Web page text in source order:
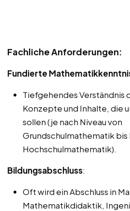
Fachliche Anforderungen:
Fundierte
Tiefgehendes Verständnis
Konzepte und Inhalte, die
sollen (je nach Niveau von
Grundschulmathematik bis
Hochschulmathematik).
Bildungsabschluss:
Oft wird ein Abschluss in
Mathematikdidaktik,